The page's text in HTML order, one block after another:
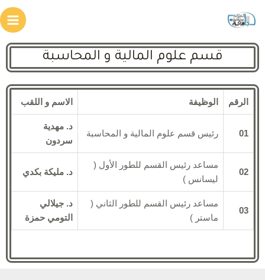
قسم علوم المالية و المحاسبة
الرقم الوظيفة الاسم و اللقب
01 رئيس قسم علوم المالية و المحاسبة
د. مهدية
سردون
02
مساعد رئيس القسم للطور الأول (
ليسانس )
د. مليكة بكدي
03
مساعد رئيس القسم للطور الثاني (
ماستر )
د. جيلالي
التومي حمزة